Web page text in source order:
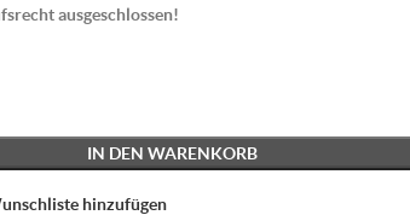
ausgeschlossen!
IN DEN WARENKORB
hinzufügen